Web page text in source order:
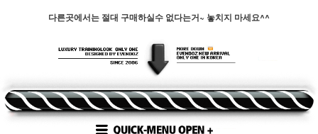
다른곳에서는 절대 구매하실수 없다는거~ 놓치지 마세요^^